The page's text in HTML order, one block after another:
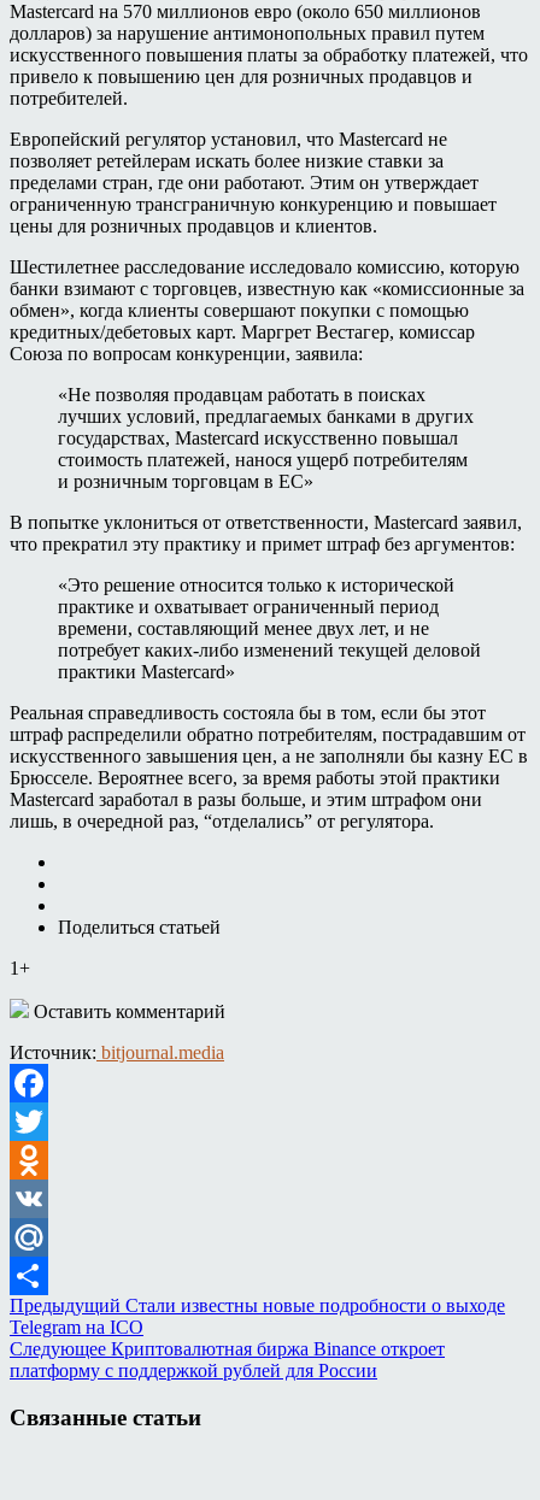
Mastercard на 570 миллионов евро (около 650 миллионов
долларов) за нарушение антимонопольных правил путем
искусственного повышения платы за обработку платежей, что
привело к повышению цен для розничных продавцов и
потребителей.
Европейский регулятор установил, что Mastercard не
позволяет ретейлерам искать более низкие ставки за
пределами стран, где они работают. Этим он утверждает
ограниченную трансграничную конкуренцию и повышает
цены для розничных продавцов и клиентов.
Шестилетнее расследование исследовало комиссию, которую
банки взимают с торговцев, известную как «комиссионные за
обмен», когда клиенты совершают покупки с помощью
кредитных/дебетовых карт. Маргрет Вестагер, комиссар
Союза по вопросам конкуренции, заявила:
«Не позволяя продавцам работать в поисках
лучших условий, предлагаемых банками в других
государствах, Mastercard искусственно повышал
стоимость платежей, нанося ущерб потребителям
и розничным торговцам в ЕС»
В попытке уклониться от ответственности, Mastercard заявил,
что прекратил эту практику и примет штраф без аргументов:
«Это решение относится только к исторической
практике и охватывает ограниченный период
времени, составляющий менее двух лет, и не
потребует каких-либо изменений текущей деловой
практики Mastercard»
Реальная справедливость состояла бы в том, если бы этот
штраф распределили обратно потребителям, пострадавшим от
искусственного завышения цен, а не заполняли бы казну ЕС в
Брюсселе. Вероятнее всего, за время работы этой практики
Mastercard заработал в разы больше, и этим штрафом они
лишь, в очередной раз, “отделались” от регулятора.
Поделиться статьей
1+
Оставить комментарий
Источник: bitjournal.media
Facebook
Twitter
Odnoklassniki
VK
Mail.Ru
Отправить
Предыдущий Стали известны новые подробности о выходе
Telegram на ICO
Следующее Криптовалютная биржа Binance откроет
платформу с поддержкой рублей для России
Связанные статьи